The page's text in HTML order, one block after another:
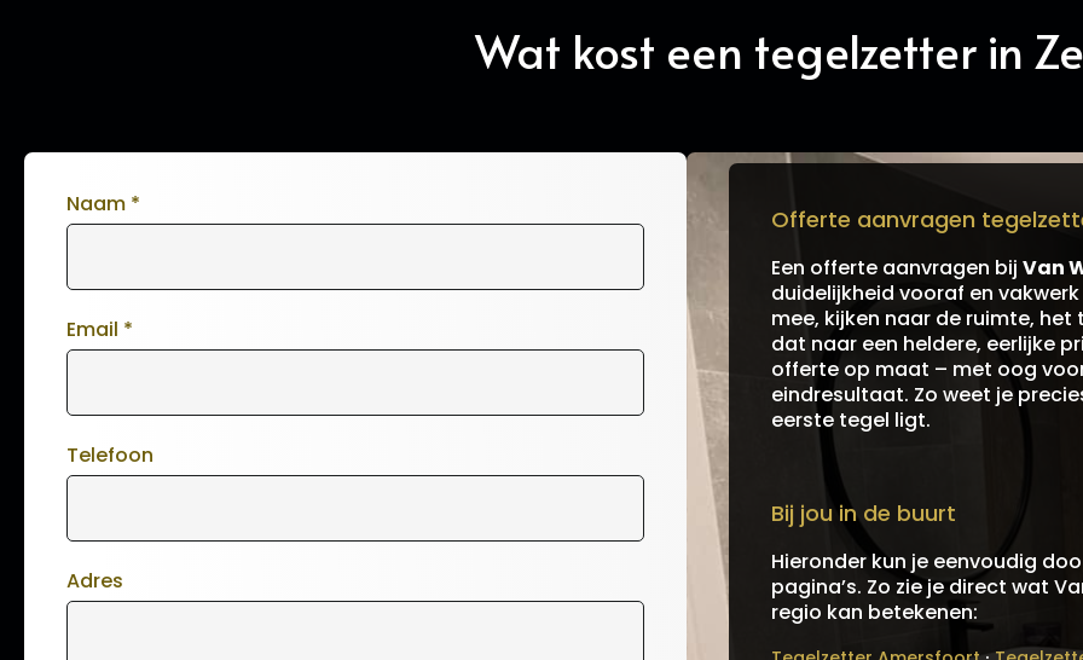
Wat kost een tegelzetter in
Offerte aanvragen
Een offerte aanvragen bij Van
duidelijkheid vooraf en
mee, kijken naar de ruimte,
dat naar een heldere, eerlijke
offerte op maat – met oog
eindresultaat. Zo weet je
eerste tegel ligt.
Bij jou in de buurt
Hieronder kun je eenvoudig
pagina’s. Zo zie je direct wat
regio kan betekenen:
Naam *
Email *
Telefoon
Adres